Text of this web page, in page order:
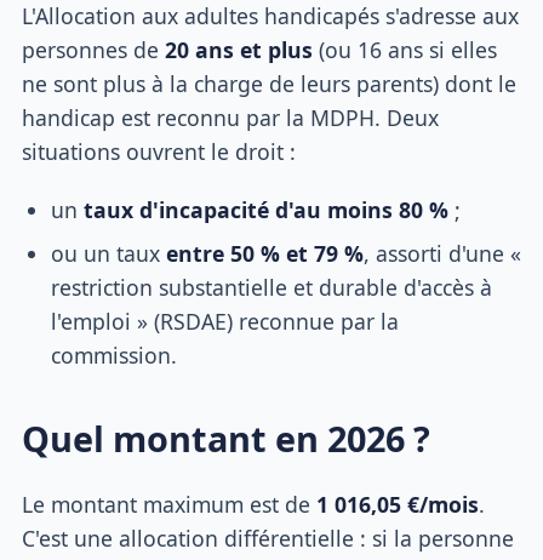
L'Allocation aux adultes handicapés s'adresse aux
personnes de 20 ans et plus (ou 16 ans si elles
ne sont plus à la charge de leurs parents) dont le
handicap est reconnu par la MDPH. Deux
situations ouvrent le droit :
un taux d'incapacité d'au moins 80 % ;
ou un taux entre 50 % et 79 %, assorti d'une «
restriction substantielle et durable d'accès à
l'emploi » (RSDAE) reconnue par la
commission.
Quel montant en 2026 ?
Le montant maximum est de 1 016,05 €/mois.
C'est une allocation différentielle : si la personne